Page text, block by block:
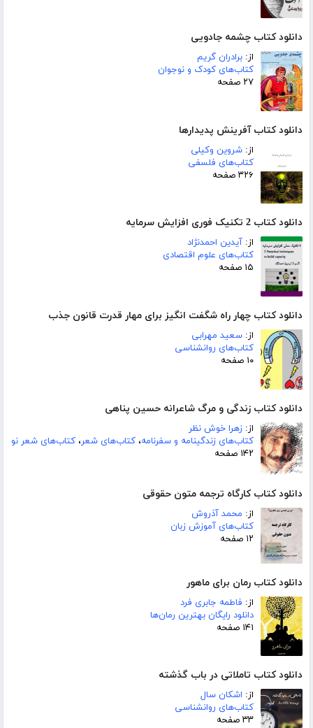
دانلود کتاب چشمه جادویی
از: برادران گریم
کتاب‌های کودک و نوجوان
۲۷ صفحه
دانلود کتاب آفرینش پدیدارها
از: شروین وکیلی
کتاب‌های فلسفی
۳۲۶ صفحه
دانلود کتاب 2 تکنیک فوری افزایش سرمایه
از: آیدین احمدنژاد
کتاب‌های علوم اقتصادی
۱۵ صفحه
دانلود کتاب چهار راه شگفت انگیز برای مهار قدرت قانون جذب
از: سعید مهرابی
کتاب‌های روانشناسی
۱۰ صفحه
دانلود کتاب زندگی و مرگ شاعرانه حسین پناهی
از: زهرا خوش نظر
کتاب‌های زندگینامه و سفرنامه، کتاب‌های شعر، کتاب‌های شعر نو
۱۴۲ صفحه
دانلود کتاب کارگاه ترجمه متون حقوقی
از: محمد آذروش
کتاب‌های آموزش زبان
۱۲ صفحه
دانلود کتاب رمان برای ماهور
از: فاطمه جابری فرد
دانلود رایگان بهترین رمان‌ها
۱۴۱ صفحه
دانلود کتاب تاملاتی در باب گذشته
از: اشکان سال
کتاب‌های روانشناسی
۳۳ صفحه